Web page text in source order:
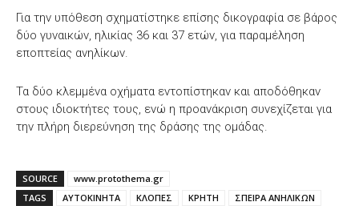
Για την υπόθεση σχηματίστηκε επίσης δικογραφία σε βάρος
δύο γυναικών, ηλικίας 36 και 37 ετών, για παραμέληση
εποπτείας ανηλίκων.
Τα δύο κλεμμένα οχήματα εντοπίστηκαν και αποδόθηκαν
στους ιδιοκτήτες τους, ενώ η προανάκριση συνεχίζεται για
την πλήρη διερεύνηση της δράσης της ομάδας.
SOURCE
www.protothema.gr
TAGS
ΑΥΤΟΚΙΝΗΤΑ ΚΛΟΠΕΣ ΚΡΗΤΗ
ΣΠΕΙΡΑ ΑΝΗΛΙΚΩΝ